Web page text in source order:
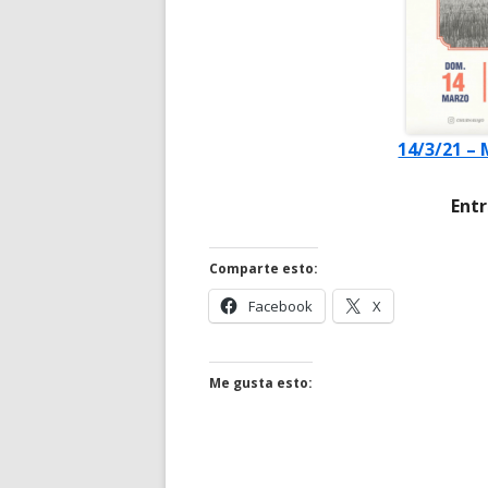
14/3/21 –
Comparte esto:
Facebook
Abrir
en
X
en
Me gusta esto: